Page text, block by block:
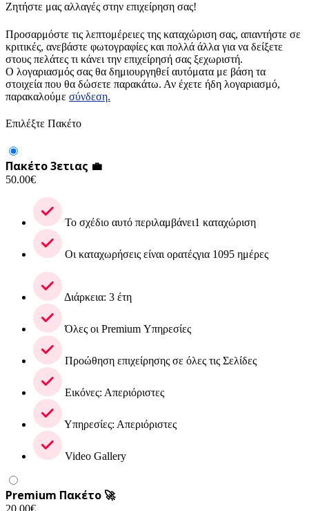
Ζητήστε μας αλλαγές στην επιχείρηση σας!
Προσαρμόστε τις λεπτομέρειες της καταχώριση σας, απαντήστε σε
κριτικές, ανεβάστε φωτογραφίες και πολλά άλλα για να δείξετε
στους πελάτες τι κάνει την επιχείρησή σας ξεχωριστή.
Ο λογαριασμός σας θα δημιουργηθεί αυτόματα με βάση τα
στοιχεία που θα δώσετε παρακάτω. Αν έχετε ήδη λογαριασμό,
παρακαλούμε σύνδεση.
Επιλέξτε Πακέτο
Πακέτο 3ετιας 💼
50.00€
Το σχέδιο αυτό περιλαμβάνει1 καταχώριση
Οι καταχωρήσεις είναι ορατέςγια 1095 ημέρες
Διάρκεια: 3 έτη
Όλες οι Premium Υπηρεσίες
Προώθηση επιχείρησης σε όλες τις Σελίδες
Εικόνες: Απεριόριστες
Υπηρεσίες: Απεριόριστες
Video Gallery
Premium Πακέτο 🚀
20.00€